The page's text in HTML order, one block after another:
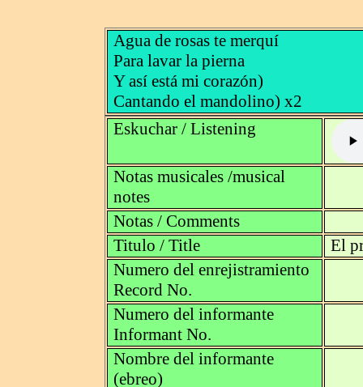
Agua de rosas te merquí
Para lavar la pierna
Y así está mi corazón)
Cantando el mandolino) x2
Eskuchar / Listening
Notas musicales /musical
notes
Notas / Comments
Titulo / Title
El
Numero del enrejistramiento
Record No.
Numero del informante
Informant No.
Nombre del informante
(ebreo)